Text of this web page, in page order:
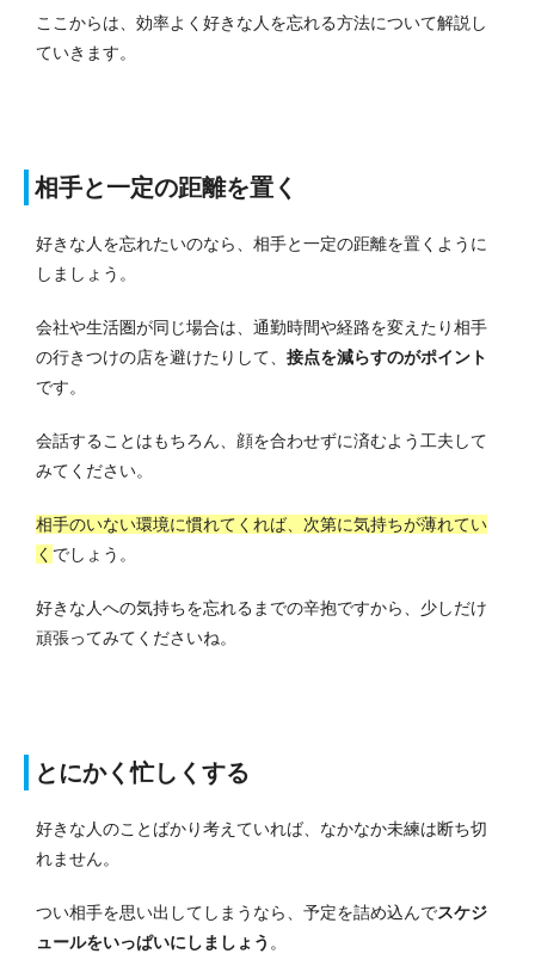
ここからは、効率よく好きな人を忘れる方法について解説し
ていきます。
相手と一定の距離を置く
好きな人を忘れたいのなら、相手と一定の距離を置くように
しましょう。
会社や生活圏が同じ場合は、通勤時間や経路を変えたり相手
の行きつけの店を避けたりして、 接点を減らすのがポイント
です。
会話することはもちろん、顔を合わせずに済むよう工夫して
みてください。
相手のいない環境に慣れてくれば、次第に気持ちが薄れてい
く でしょう。
好きな人への気持ちを忘れるまでの辛抱ですから、少しだけ
頑張ってみてくださいね。
とにかく忙しくする
好きな人のことばかり考えていれば、なかなか未練は断ち切
れません。
つい相手を思い出してしまうなら、予定を詰め込んでスケジ
ュールをいっぱいにしましょう 。